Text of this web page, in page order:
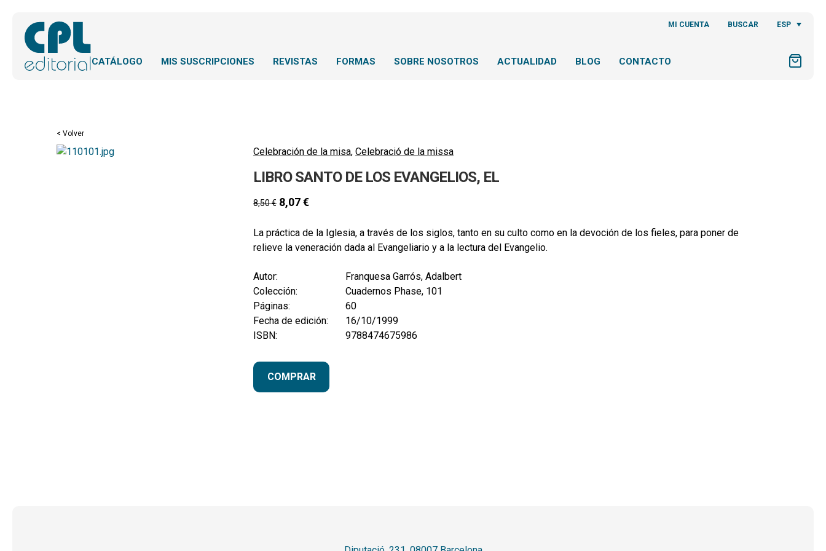
MI CUENTA BUSCAR ESP
CATÁLOGO MIS SUSCRIPCIONES REVISTAS FORMAS SOBRE NOSOTROS ACTUALIDAD BLOG CONTACTO
< Volver
Celebración de la misa, Celebració de la missa
LIBRO SANTO DE LOS EVANGELIOS, EL
8,50€ 8,07€
La práctica de la Iglesia, a través de los siglos, tanto en su culto como en la devoción de los fieles, para poner de
relieve la veneración dada al Evangeliario y a la lectura del Evangelio.
Autor:
Franquesa Garrós, Adalbert
Colección:
Cuadernos Phase, 101
Páginas:
60
Fecha de edición:
16/10/1999
ISBN:
9788474675986
COMPRAR